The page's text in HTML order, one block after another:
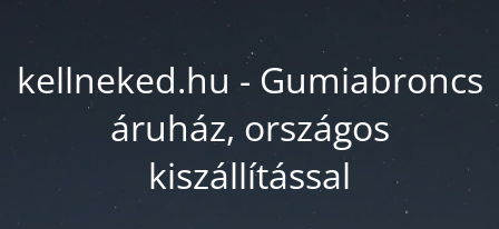
kellneked.hu - Gumiabroncs
áruház, országos
kiszállítással